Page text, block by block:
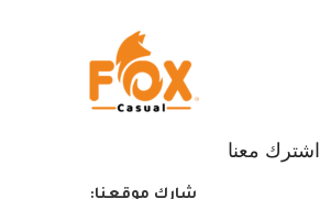
اشترك معنا
شارك موقعنا: